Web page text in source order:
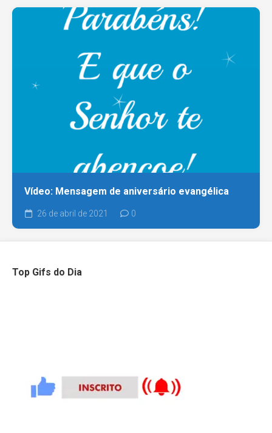
Vídeo: Mensagem de aniversário evangélica
26 de abril de 2021 0
Top Gifs do Dia